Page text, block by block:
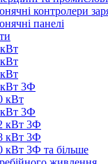
контролери
панелі
3Ф
кВт
3Ф
кВт 3Ф
кВт 3Ф
кВт 3Ф та більше